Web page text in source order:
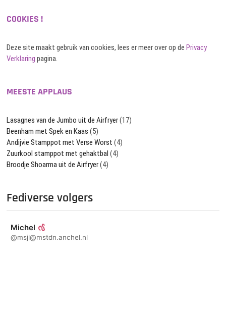
COOKIES !
Deze site maakt gebruik van cookies, lees er meer over op dePrivacy
Verklaring pagina.
MEESTE APPLAUS
Lasagnes van de Jumbo uit de Airfryer(17)
Beenham met Spek en Kaas (5)
Andijvie Stamppot met Verse Worst (4)
Zuurkool stamppot met gehaktbal (4)
Broodje Shoarma uit de Airfryer(4)
Fediverse volgers
Michel
@msjl@mstdn.anchel.nl